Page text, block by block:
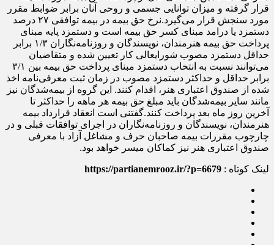
قرار گرفته و میزان توانایی جسمی و روحی آنان برابر ضوابط مقرر
مورد سنجش قرار می‌گیرد. نرخ حق بیمه در بیمه توافقی ۲۷ درصد
دستمزد یا درامد مبنای کسر حق بیمه است و دستمزد پایه مبنای
پرداخت حق بیمه هنرمندان، نویسندگان و روزنامه‌نگاران ۱/۳ برابر
حداقل دستمزد مصوب شورایعالی کار تعیین شده و متقاضیان
می‌توانند نسبت به انتخاب دستمزد مبنای پرداخت حق بیمه بین ۳/۱
برابر حداقل و حداکثر دستمزد مصوب در زمان ثبت معرفی‌نامه اخذ
شده از صندوق اعتباری هنر، اقدام کنند. این گروه از بیمه‌شدگان نیز
مانند سایر بیمه‌شدگان باید مبلغ حق بیمه هر ماهه را حداکثر تا
آخرین روز ماه بعد پرداخت کنند. گفتنی است انعقاد قرارداد بیمه
هنرمندان، نویسندگان و روزنامه‌نگاران در اجرای توافقات قبلی و در
چارچوب مقررات بیمه صاحبان حرف و مشاغل آزاد با معرفی
صندوق اعتباری هنر نیز کماکان میسر خواهد بود.
لینک کوتاه : https://partianemrooz.ir/?p=6679